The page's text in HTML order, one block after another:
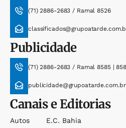
(71) 2886-2683 / Ramal 8526
Publicidade
(71) 2886-2683 / Ramal 8585 |
publicidade@grupoatarde.com.br
Canais e Editorias
Autos
E.c. Bahia